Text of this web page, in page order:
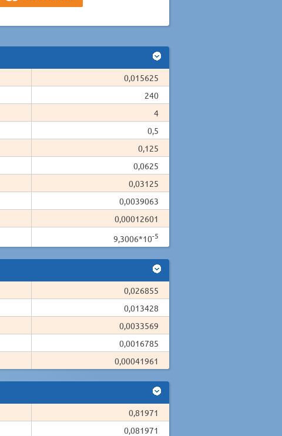
0,015625
240
4
0,5
0,125
0,0625
0,03125
0,0039063
0,00012601
9,3006*10-5
0,026855
0,013428
0,0033569
0,0016785
0,00041961
0,81971
0,081971